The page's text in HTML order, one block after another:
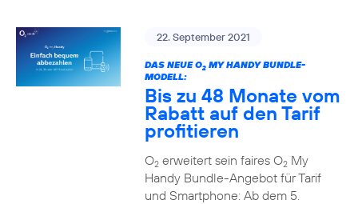
22. September 2021
DAS NEUE O2MY HANDY BUNDLE-
MODELL:
Bis zu 48 Monate vom
Rabatt auf den Tarif
profitieren
O2erweitert sein faires O2My
Handy Bundle-Angebot für Tarif
und Smartphone: Ab dem 5.